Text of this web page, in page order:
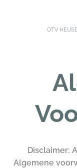
OTV
Disclaimer:
Algemene